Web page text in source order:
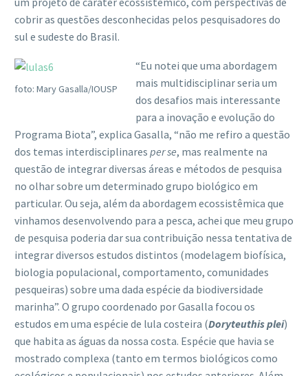
cobrir as questões desconhecidas pelos pesquisadores do
sul e sudeste do Brasil.
foto: Mary Gasalla/IOUSP
“Eu notei que uma abordagem
mais multidisciplinar seria um
dos desafios mais interessante
para a inovação e evolução do
Programa Biota”, explica Gasalla, “não me refiro a questão
dos temas interdisciplinares per se, mas realmente na
questão de integrar diversas áreas e métodos de pesquisa
no olhar sobre um determinado grupo biológico em
particular. Ou seja, além da abordagem ecossistêmica que
vinhamos desenvolvendo para a pesca, achei que meu grupo
de pesquisa poderia dar sua contribuição nessa tentativa de
integrar diversos estudos distintos (modelagem biofísica,
biologia populacional, comportamento, comunidades
pesqueiras) sobre uma dada espécie da biodiversidade
marinha”. O grupo coordenado por Gasalla focou os
estudos em uma espécie de lula costeira (Doryteuthis plei)
que habita as águas da nossa costa. Espécie que havia se
mostrado complexa (tanto em termos biológicos como